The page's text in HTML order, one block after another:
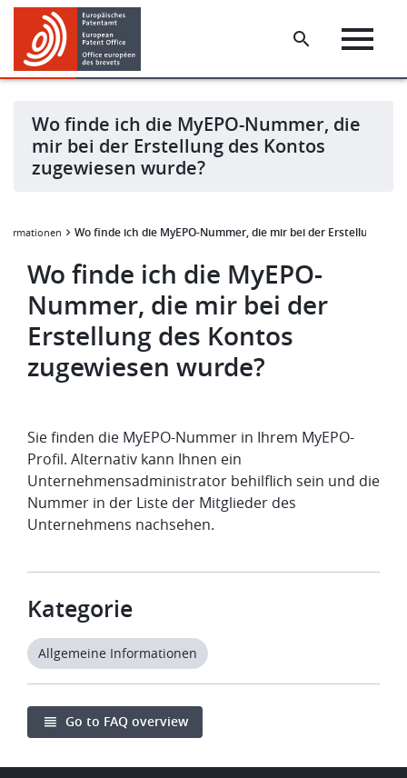
Skip
main
content
Skip
footer
Wo finde ich die MyEPO-Nummer, die
mir bei der Erstellung des Kontos
zugewiesen wurde?
Wo finde ich die MyEPO-Nummer, die mir bei der Erstellung
Wo finde ich die MyEPO-
Nummer, die mir bei der
Erstellung des Kontos
zugewiesen wurde?
Sie finden die MyEPO-Nummer in Ihrem MyEPO-
Profil. Alternativ kann Ihnen ein
Unternehmensadministrator behilflich sein und die
Nummer in der Liste der Mitglieder des
Unternehmens nachsehen.
Kategorie
Allgemeine Informationen
Go to FAQ overview